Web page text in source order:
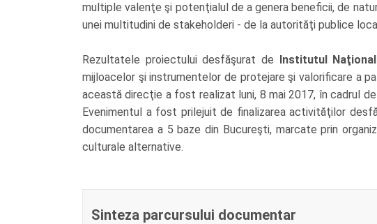
multiple valenţe şi potenţialul de a genera beneficii, de
unei multitudini de stakeholderi - de la autorităţi publice
Rezultatele proiectului desfăşurat de Institutul
mijloacelor şi instrumentelor de protejare şi valorificare a
această direcţie a fost realizat luni, 8 mai 2017, în cadrul
Evenimentul a fost prilejuit de finalizarea activităţilor
documentarea a 5 baze din Bucureşti, marcate prin
culturale alternative.
Sinteza parcursului documentar